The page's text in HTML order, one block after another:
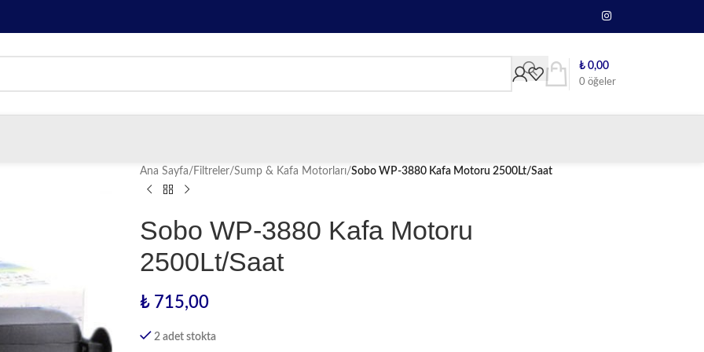
0 öğeler
₺ 0,00
Ana Sayfa/ Filtreler/Sump & Kafa Motorları/Sobo WP-3880 Kafa Motoru 2500Lt/Saat
Sobo WP-3880 Kafa Motoru
2500Lt/Saat
₺715,00
2 adet stokta